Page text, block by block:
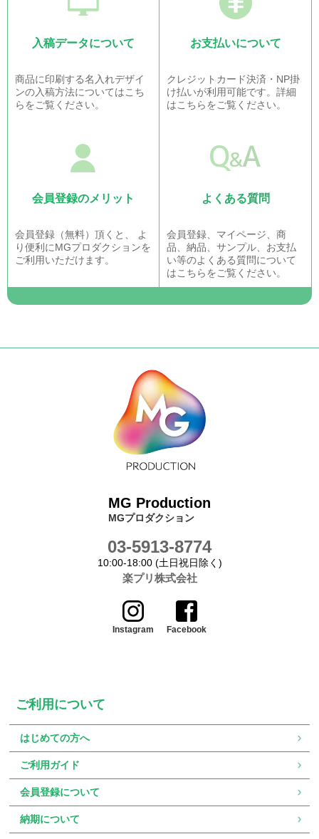
入稿データについて
商品に印刷する名入れデザイ
ンの入稿方法についてはこち
らをご覧ください。
お支払いについて
クレジットカード決済・NP掛
け払いが利用可能です。詳細
はこちらをご覧ください。
会員登録のメリット
会員登録（無料）頂くと、 よ
り便利にMGプロダクションを
ご利用いただけます。
よくある質問
会員登録、マイページ、商
品、納品、サンプル、お支払
い等のよくある質問について
はこちらをご覧ください。
MG Production
MGプロダクション
03-5913-8774
10:00-18:00 (土日祝日除く)
楽プリ株式会社
Instagram Facebook
ご利用について
はじめての方へ
ご利用ガイド
会員登録について
納期について